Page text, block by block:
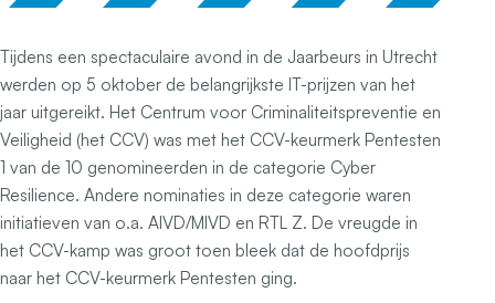
Tijdens een spectaculaire avond in de Jaarbeurs in Utrecht
werden op 5 oktober de belangrijkste IT-prijzen van het
jaar uitgereikt. Het Centrum voor Criminaliteitspreventie en
Veiligheid (het CCV) was met het CCV-keurmerk Pentesten
1 van de 10 genomineerden in de categorie Cyber
Resilience. Andere nominaties in deze categorie waren
initiatieven van o.a. AIVD/MIVD en RTL Z. De vreugde in
het CCV-kamp was groot toen bleek dat de hoofdprijs
naar het CCV-keurmerk Pentesten ging.